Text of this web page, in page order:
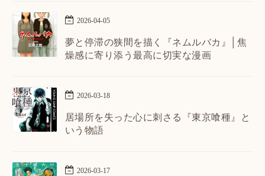
2026-04-05
夢と停滞の狭間を描く『ネムルバカ』│焦
燥感に寄り添う最高に切実な漫画
2026-03-18
居場所を失った心に刺さる『東京喰種』と
いう物語
2026-03-17